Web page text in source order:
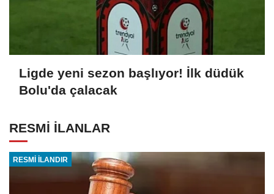
Ligde yeni sezon başlıyor! İlk düdük
Bolu'da çalacak
RESMİ İLANLAR
RESMİ İLANDIR